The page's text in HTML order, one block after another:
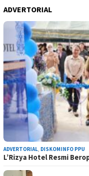
ADVERTORIAL
ADVERTORIAL DISKOMINFO PPU
L’Rizya Hotel Resmi